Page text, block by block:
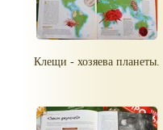
Клещи - хозяева планеты.